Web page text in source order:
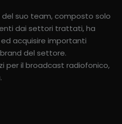
del suo team, composto solo
dai settori trattati, ha
acquisire importanti
del settore.
per il broadcast radiofonico,